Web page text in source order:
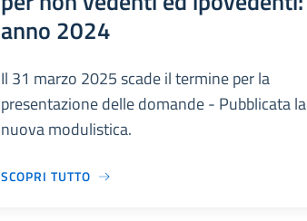
anno 2024
Il 31 marzo 2025 scade il termine per la
presentazione delle domande - Pubblicata la
nuova modulistica.
SCOPRI TUTTO